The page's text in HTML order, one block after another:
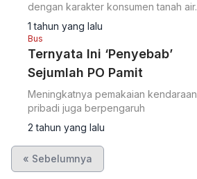
dengan karakter konsumen tanah air.
1 tahun yang lalu
Bus
Ternyata Ini ‘Penyebab’
Sejumlah PO Pamit
Meningkatnya pemakaian kendaraan
pribadi juga berpengaruh
2 tahun yang lalu
« Sebelumnya